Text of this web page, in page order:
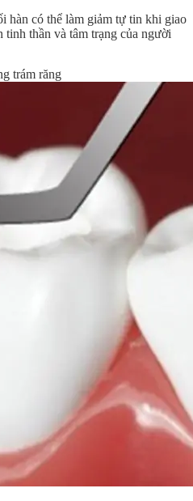
hàn có thể làm giảm tự tin khi giao
thần và tâm trạng của người
trám răng